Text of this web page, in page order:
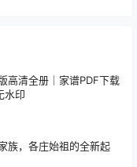
高清全册｜家谱PDF下载
水印
族，各庄始祖的全新起